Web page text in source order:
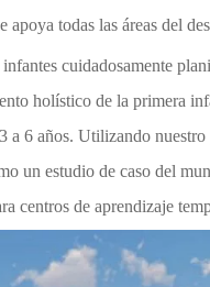
todas las áreas del
cuidadosamente
holístico de la primera
6 años. Utilizando nuestro
un estudio de caso del
centros de aprendizaje